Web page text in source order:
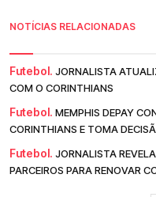
NOTÍCIAS RELACIONADAS
Futebol. JORNALISTA
COM O CORINTHIANS
Futebol. MEMPHIS DEPAY
CORINTHIANS E TOMA
Futebol. JORNALISTA
PARCEIROS PARA RENOVAR